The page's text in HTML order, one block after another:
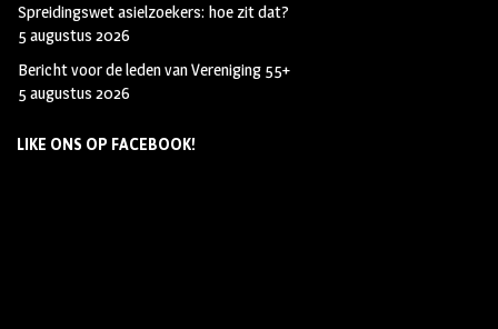
Spreidingswet asielzoekers: hoe zit dat?
5 augustus 2026
Bericht voor de leden van Vereniging 55+
5 augustus 2026
LIKE ONS OP FACEBOOK!